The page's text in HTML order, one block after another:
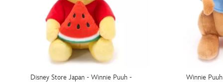
Disney Store Japan - Winnie Puuh -
Winnie